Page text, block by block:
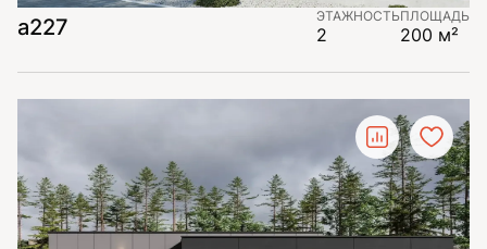
a227 ЭТАЖНОСТЬ
2
ПЛОЩАДЬ
200 м²